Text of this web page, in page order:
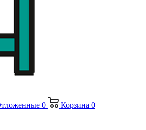
0 Корзина 0